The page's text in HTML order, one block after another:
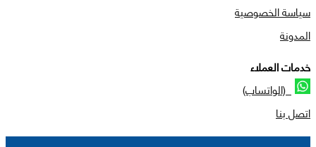
سياسة الخصوصية
المدونة
خدمات العملاء
(الواتساب)
اتصل بنا